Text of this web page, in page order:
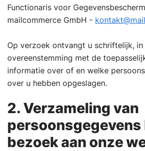
Functionaris voor
mailcommerce GmbH -
Op verzoek ontvangt u schriftelijk, in
overeenstemming met de
informatie over of en welke
over u hebben opgeslagen.
2. Verzameling van
persoonsgegevens
bezoek aan onze